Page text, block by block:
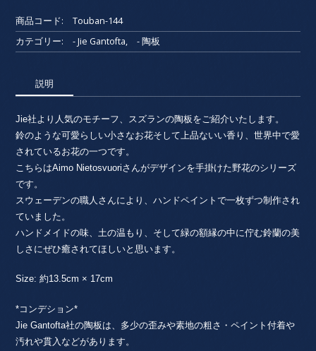
商品コード:
Touban-144
カテゴリー:
- Jie Gantofta, - 陶板
説明
Jie社より人気のモチーフ、スズランの陶板をご紹介いたします。
鈴のような可愛らしい小さなお花そして上品ないい香り、世界中で愛
されているお花の一つです。
こちらはAimo Nietosvuoriさんがデザインを手掛けた野花のシリーズ
です。
スウェーデンの職人さんにより、ハンドペイントで一枚ずつ制作され
ていました。
ハンドメイドの味、土の温もり、そして緑の額縁の中に佇む鈴蘭の美
しさにぜひ癒されてほしいと思います。
Size: 約13.5cm × 17cm
*コンデション*
Jie Gantofta社の陶板は、多少の歪みや素地の粗さ・ペイント付着や
汚れや貫入などがあります。